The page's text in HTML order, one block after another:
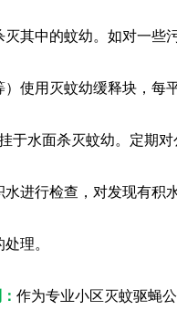
灭其中的蚊幼。如对一些
）使用灭蚊幼缓释块，每
于水面杀灭蚊幼。定期
水进行检查，对发现有积
理。
作为专业小区灭蚊驱蝇